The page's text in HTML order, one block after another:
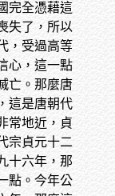
完全憑藉這
失了，所以
，受過高等
心，這一點
亡。那麼唐
這是唐朝代
常地近，貞
宗貞元十二
十六年，那
點。今年公